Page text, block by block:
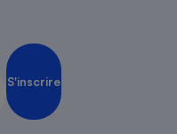
S'inscrire